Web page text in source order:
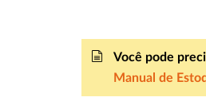
Você pode
Manual de